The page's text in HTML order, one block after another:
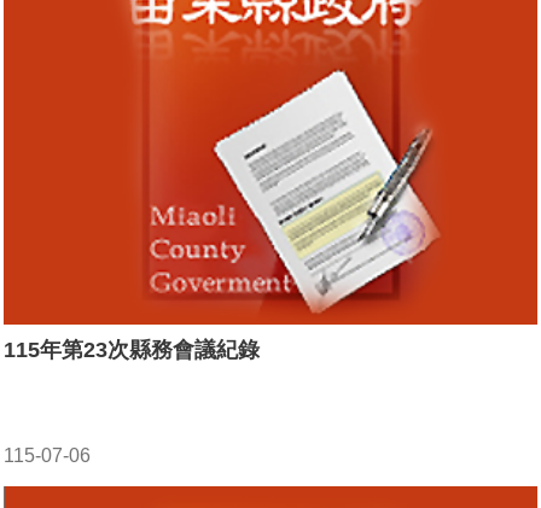
115年第23次縣務會議紀錄
115-07-06